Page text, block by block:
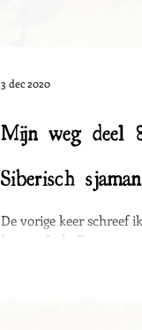
Mijn weg
Siberisch
De vorige keer schreef
het pre-Indo-Europese
3 dec 2020